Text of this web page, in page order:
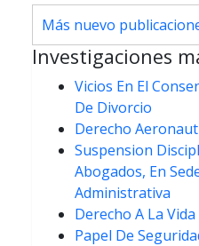
Paginación
de
entradas
Más nuevo
Investigaciones
Vicios En El
De Divorcio
Derecho
Suspension
Abogados, En
Administrativa
Derecho A La Vida
Papel De